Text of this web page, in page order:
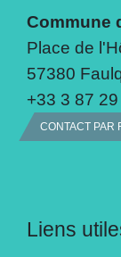
Commune
Place de
57380
+33 3 87
CONTACT PAR
Liens